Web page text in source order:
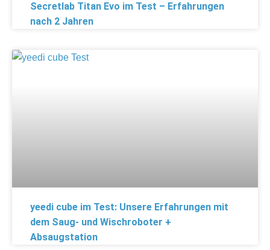
Secretlab Titan Evo im Test – Erfahrungen
nach 2 Jahren
yeedi cube im Test: Unsere Erfahrungen mit
dem Saug- und Wischroboter +
Absaugstation